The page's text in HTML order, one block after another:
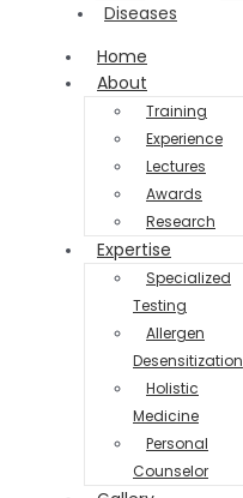
Diseases
Home
About
Training
Experience
Lectures
Awards
Research
Expertise
Specialized
Testing
Allergen
Desensitization
Holistic
Medicine
Personal
Counselor